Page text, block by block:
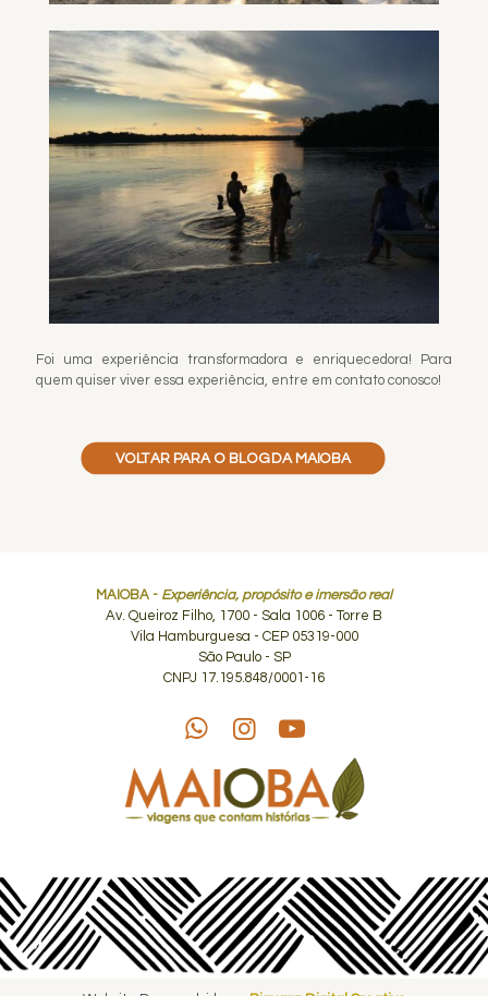
Foi uma experiência transformadora e enriquecedora! Para
quem quiser viver essa experiência, entre em contato conosco!
VOLTAR PARA O BLOG DA MAIOBA
MAIOBA - Experiência, propósito e imersão real
Av. Queiroz Filho, 1700 - Sala 1006 - Torre B
Vila Hamburguesa - CEP 05319-000
São Paulo - SP
CNPJ 17.195.848/0001-16